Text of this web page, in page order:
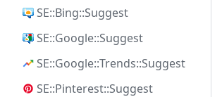
SE::Bing::Suggest
SE::Google::Suggest
SE::Google::Trends::Suggest
SE::Pinterest::Suggest